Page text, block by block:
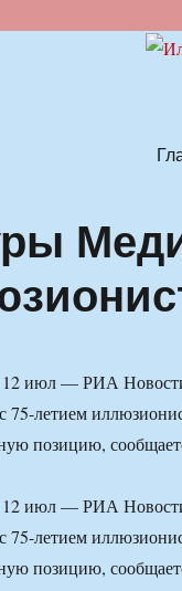
июл — РИА
75-летием
позицию,
июл — РИА
75-летием
позицию,